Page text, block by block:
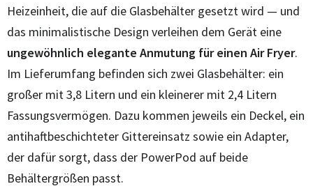
Heizeinheit, die auf die Glasbehälter gesetzt wird — und
das minimalistische Design verleihen dem Gerät eine
ungewöhnlich elegante Anmutung für einen Air Fryer.
Im Lieferumfang befinden sich zwei Glasbehälter: ein
großer mit 3,8 Litern und ein kleinerer mit 2,4 Litern
Fassungsvermögen. Dazu kommen jeweils ein Deckel, ein
antihaftbeschichteter Gittereinsatz sowie ein Adapter,
der dafür sorgt, dass der PowerPod auf beide
Behältergrößen passt.